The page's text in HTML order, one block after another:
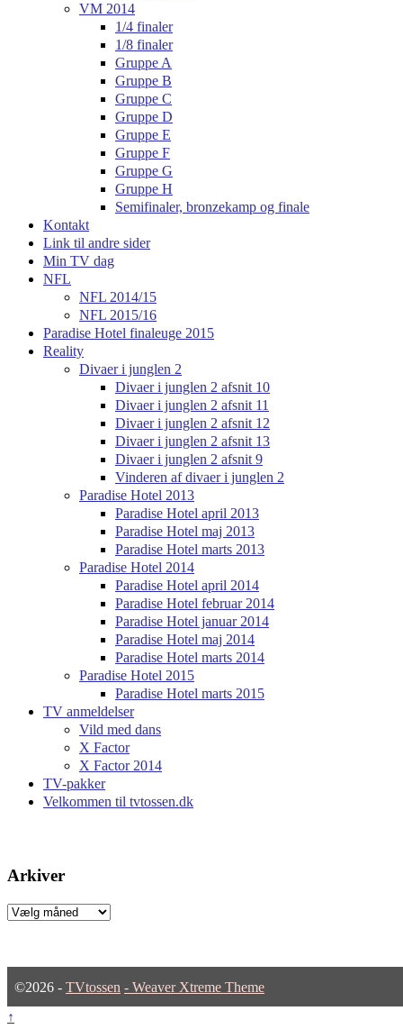
VM 2014
1/4 finaler
1/8 finaler
Gruppe A
Gruppe B
Gruppe C
Gruppe D
Gruppe E
Gruppe F
Gruppe G
Gruppe H
Semifinaler, bronzekamp og finale
Kontakt
Link til andre sider
Min TV dag
NFL
NFL 2014/15
NFL 2015/16
Paradise Hotel finaleuge 2015
Reality
Divaer i junglen 2
Divaer i junglen 2 afsnit 10
Divaer i junglen 2 afsnit 11
Divaer i junglen 2 afsnit 12
Divaer i junglen 2 afsnit 13
Divaer i junglen 2 afsnit 9
Vinderen af divaer i junglen 2
Paradise Hotel 2013
Paradise Hotel april 2013
Paradise Hotel maj 2013
Paradise Hotel marts 2013
Paradise Hotel 2014
Paradise Hotel april 2014
Paradise Hotel februar 2014
Paradise Hotel januar 2014
Paradise Hotel maj 2014
Paradise Hotel marts 2014
Paradise Hotel 2015
Paradise Hotel marts 2015
TV anmeldelser
Vild med dans
X Factor
X Factor 2014
TV-pakker
Velkommen til tvtossen.dk
Arkiver
Arkiver
©2026 - TVtossen - Weaver Xtreme Theme
↑